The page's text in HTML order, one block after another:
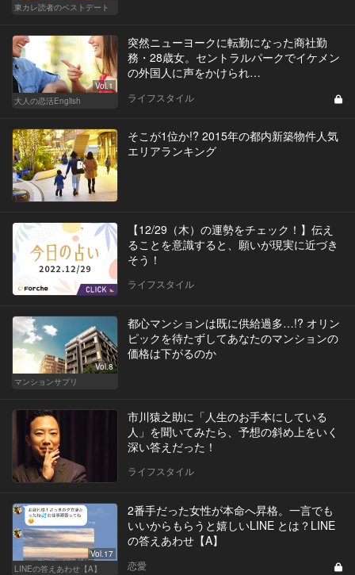
東カレ読者のベストデート
Vol.1
大人の恋活English
突然ニューヨークに転勤になった商社勤
務・28歳女。セントラルパークでイケメン
の外国人に声をかけられ…
ライフスタイル
そこが1位か!? 2015年の都内新築物件人気
エリアランキング
【12/29（木）の運勢をチェック！】伝え
ることを意識すると、願いが現実に近づき
そう！
ライフスタイル
Vol.8
マンションサプリ
都心マンションは既に供給過多…!? オリン
ピックを待たずしてあなたのマンションの
価格は下がるのか
市川猿之助に「人生のお手本にしている
人」を聞いてみたら、予想の斜め上をいく
深い答えだった！
ライフスタイル
Vol.17
LINEの答えあわせ【A】
2番手だった女性が本命へ昇格。一言でも
いいからもらうと嬉しいLINE とは？LINE
の答えあわせ【A】
恋愛